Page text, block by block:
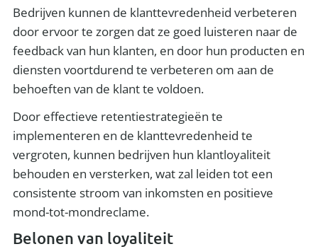
Bedrijven kunnen de klanttevredenheid verbeteren
door ervoor te zorgen dat ze goed luisteren naar de
feedback van hun klanten, en door hun producten en
diensten voortdurend te verbeteren om aan de
behoeften van de klant te voldoen.
Door effectieve retentiestrategieën te
implementeren en de klanttevredenheid te
vergroten, kunnen bedrijven hun klantloyaliteit
behouden en versterken, wat zal leiden tot een
consistente stroom van inkomsten en positieve
mond-tot-mondreclame.
Belonen van loyaliteit